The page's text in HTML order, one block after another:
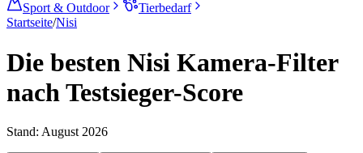
Sport & Outdoor
Tierbedarf
Startseite/Nisi
Die besten Nisi Kamera-Filter
nach Testsieger-Score
Stand: August 2026